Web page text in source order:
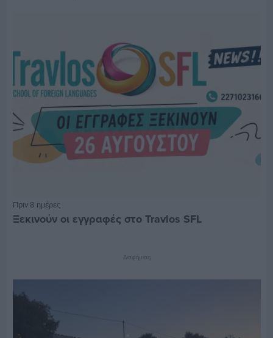
Πριν 8 ημέρες
Ξεκινούν οι εγγραφές στο Travlos SFL
Διαφήμιση